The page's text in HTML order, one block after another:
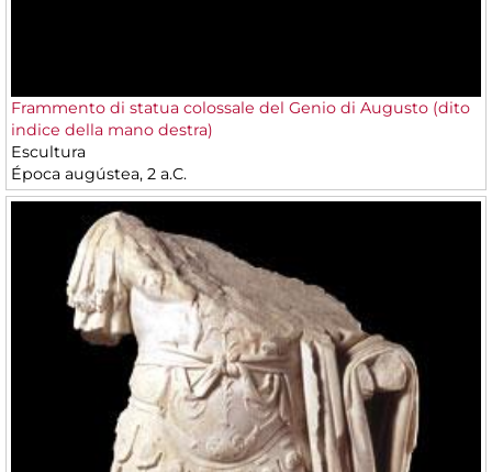
Frammento di statua colossale del Genio di Augusto (dito
indice della mano destra)
Escultura
Época augústea, 2 a.C.